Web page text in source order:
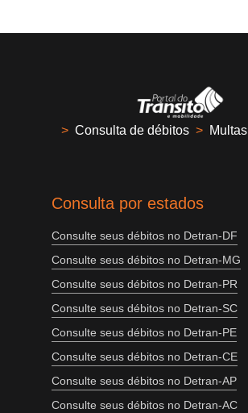
> Consulta de débitos > Multas
Consulta por estados
Consulte seus débitos no Detran-DF
Consulte seus débitos no Detran-MG
Consulte seus débitos no Detran-PR
Consulte seus débitos no Detran-SC
Consulte seus débitos no Detran-PE
Consulte seus débitos no Detran-CE
Consulte seus débitos no Detran-AP
Consulte seus débitos no Detran-AC